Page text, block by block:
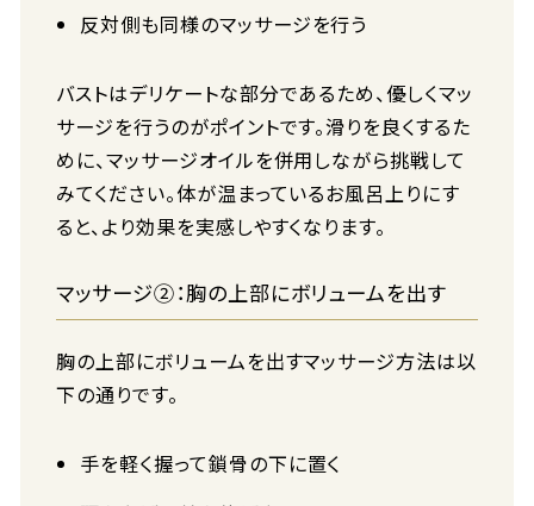
反対側も同様のマッサージを行う
バストはデリケートな部分であるため、優しくマッ
サージを行うのがポイントです。滑りを良くするた
めに、マッサージオイルを併用しながら挑戦して
みてください。体が温まっているお風呂上りにす
ると、より効果を実感しやすくなります。
マッサージ②：胸の上部にボリュームを出す
胸の上部にボリュームを出すマッサージ方法は以
下の通りです。
手を軽く握って鎖骨の下に置く